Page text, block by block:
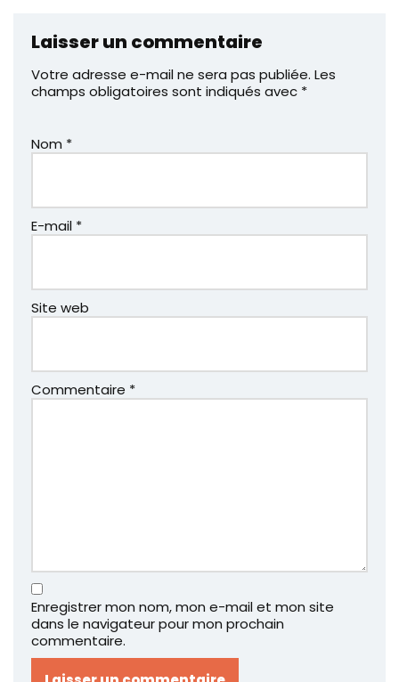
Laisser un commentaire
Votre adresse e-mail ne sera pas publiée. Les
champs obligatoires sont indiqués avec *
Nom *
E-mail *
Site web
Commentaire *
Enregistrer mon nom, mon e-mail et mon site
dans le navigateur pour mon prochain
commentaire.